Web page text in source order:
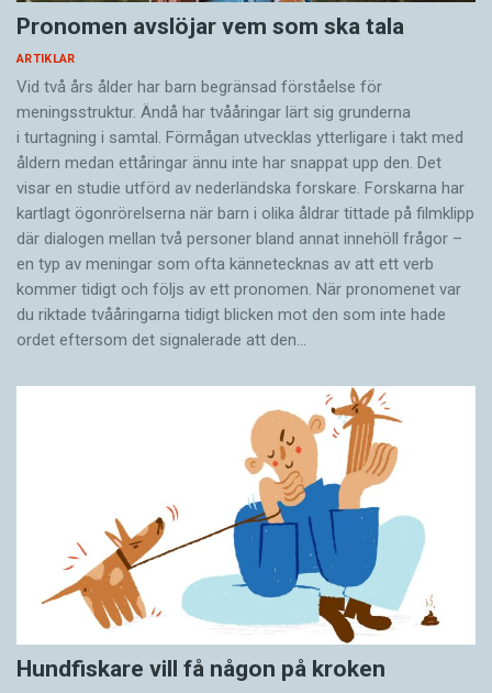
Pronomen avslöjar vem som ska tala
ARTIKLAR
Vid två års ålder har barn begränsad förståelse för
meningsstruktur. Ändå har tvååringar lärt sig grunderna
i turtagning i samtal. Förmågan utvecklas ytterligare i takt med
åldern medan ettåringar ännu inte har snappat upp den. Det
visar en studie utförd av nederländska forskare. Forskarna har
kartlagt ögonrörelserna när barn i olika åldrar tittade på filmklipp
där dialogen mellan två personer bland annat innehöll frågor –
en typ av meningar som ofta kännetecknas av att ett verb
kommer tidigt och följs av ett pronomen. När pronomenet var
du riktade tvååringarna tidigt blicken mot den som inte hade
ordet eftersom det ­signalerade att den…
Hundfiskare vill få någon på kroken